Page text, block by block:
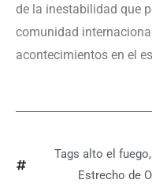
de la inestabilidad que
comunidad
acontecimientos en el
Tags alto el fuego,
Estrecho de